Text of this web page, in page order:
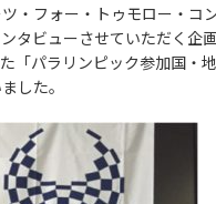
・フォー・トゥモロー・コ
タビューさせていただく企画
パラリンピック参加国・
した。